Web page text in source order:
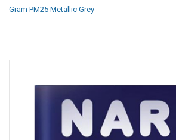
Gram PM25 Metallic Grey